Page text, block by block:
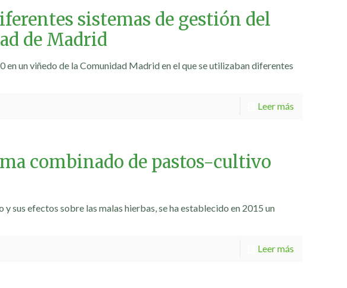
sistemas de gestión del
de Madrid
un viñedo de la Comunidad Madrid en el que se utilizaban diferentes
Leer más
combinado de pastos-cultivo
sus efectos sobre las malas hierbas, se ha establecido en 2015 un
Leer más